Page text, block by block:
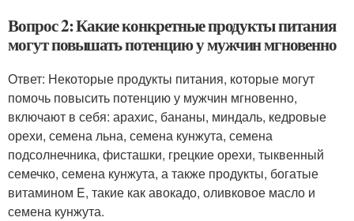
Вопрос 2: Какие конкретные продукты питания
могут повышать потенцию у мужчин мгновенно
Ответ: Некоторые продукты питания, которые могут
помочь повысить потенцию у мужчин мгновенно,
включают в себя: арахис, бананы, миндаль, кедровые
орехи, семена льна, семена кунжута, семена
подсолнечника, фисташки, грецкие орехи, тыквенный
семечко, семена кунжута, а также продукты, богатые
витамином E, такие как авокадо, оливковое масло и
семена кунжута.